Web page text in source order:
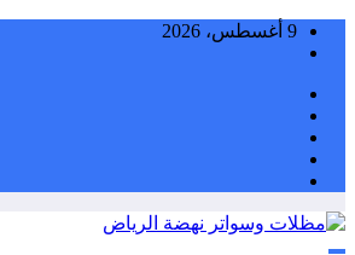
التجاوز9 أغسطس، 2026